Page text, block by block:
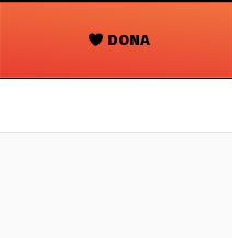
DONA